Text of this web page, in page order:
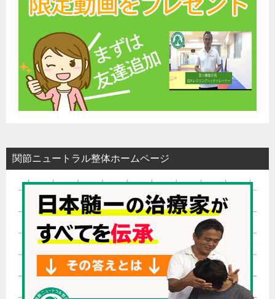
関節ニュートラル整体ホームページ